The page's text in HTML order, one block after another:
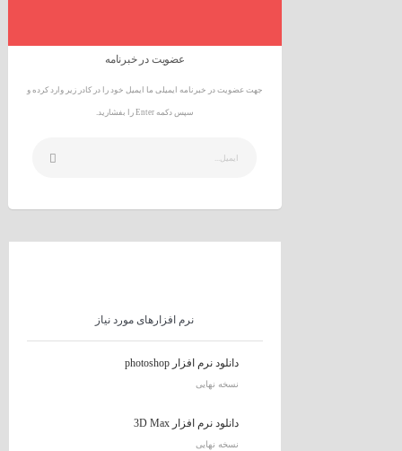
عضویت در خبرنامه
جهت عضویت در خبرنامه ایمیلی ما ایمیل خود را در کادر زیر وارد کرده و
سپس دکمه Enter را بفشارید.
نرم افزارهای مورد نیاز
دانلود نرم افزار photoshop
نسخه نهایی
دانلود نرم افزار 3D Max
نسخه نهایی